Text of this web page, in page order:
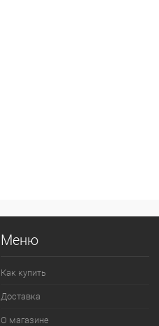
Меню
Как купить
Доставка
О магазине